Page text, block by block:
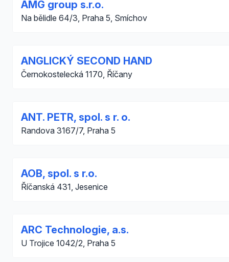
AMG group s.r.o.
Na bělidle 64/3, Praha 5, Smíchov
ANGLICKÝ SECOND HAND
Černokostelecká 1170, Říčany
ANT. PETR, spol. s r. o.
Randova 3167/7, Praha 5
AOB, spol. s r.o.
Říčanská 431, Jesenice
ARC Technologie, a.s.
U Trojice 1042/2, Praha 5